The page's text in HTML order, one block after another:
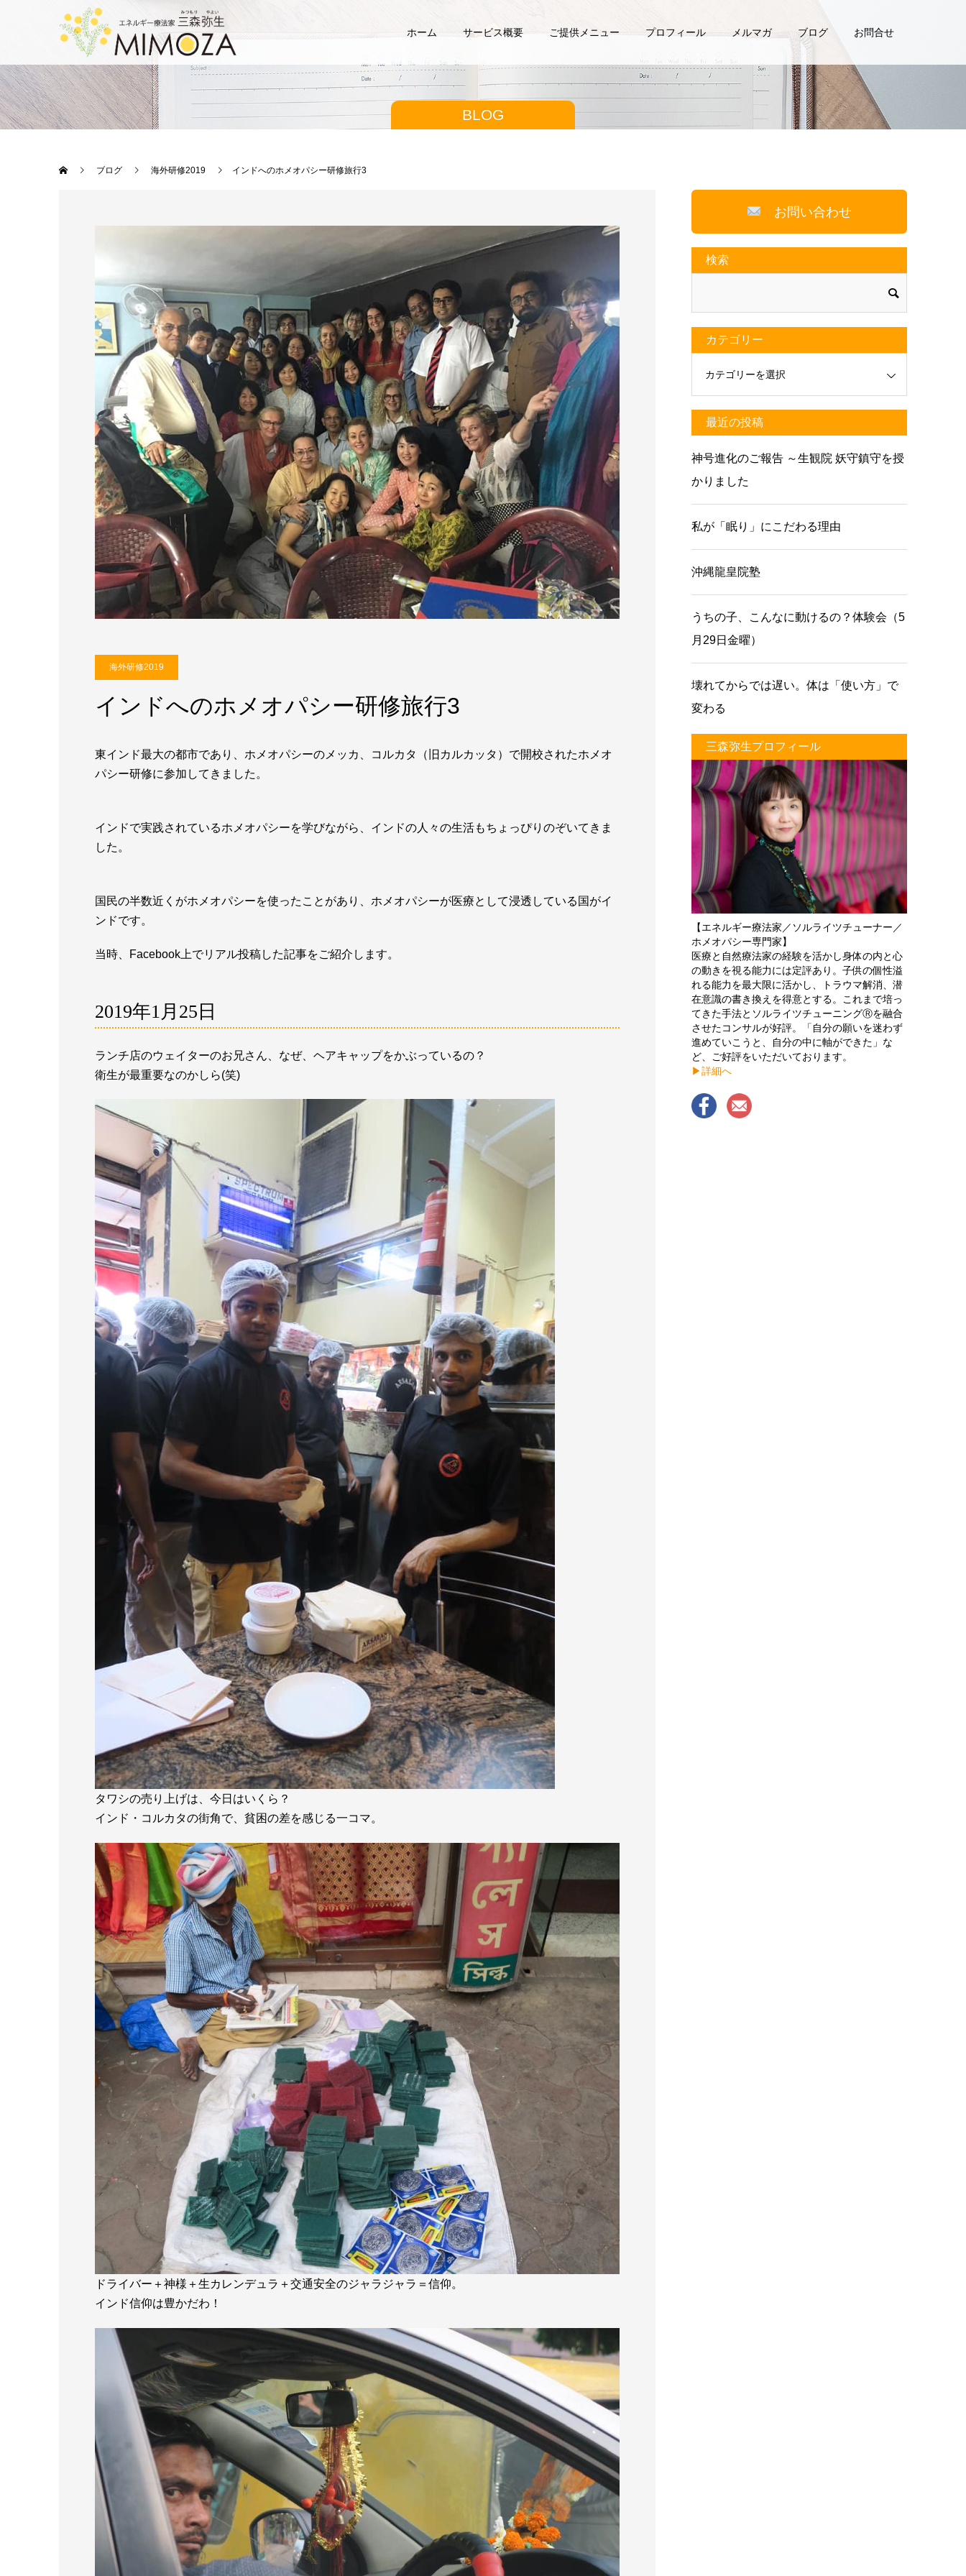
ホーム サービス概要 ご提供メニュー プロフィール メルマガ ブログ お問合せ
BLOG
ブログ 海外研修2019 インドへのホメオパシー研修旅行3
海外研修2019
インドへのホメオパシー研修旅行3
東インド最大の都市であり、ホメオパシーのメッカ、コルカタ（旧カルカッタ）で開校されたホメオ
パシー研修に参加してきました。
インドで実践されているホメオパシーを学びながら、インドの人々の生活もちょっぴりのぞいてきま
した。
国民の半数近くがホメオパシーを使ったことがあり、ホメオパシーが医療として浸透している国がイ
ンドです。
当時、Facebook上でリアル投稿した記事をご紹介します。
2019年1月25日
ランチ店のウェイターのお兄さん、なぜ、ヘアキャップをかぶっているの？
衛生が最重要なのかしら(笑)
タワシの売り上げは、今日はいくら？
インド・コルカタの街角で、貧困の差を感じる一コマ。
ドライバー＋神様＋生カレンデュラ＋交通安全のジャラジャラ＝信仰。
インド信仰は豊かだわ！
お問い合わせ
検索
カテゴリー
最近の投稿
神号進化のご報告 ～生観院 妖守鎮守を授
かりました
私が「眠り」にこだわる理由
沖縄龍皇院塾
うちの子、こんなに動けるの？体験会（5
月29日金曜）
壊れてからでは遅い。体は「使い方」で
変わる
三森弥生プロフィール
【エネルギー療法家／ソルライツチューナー／
ホメオパシー専門家】
医療と自然療法家の経験を活かし身体の内と心
の動きを視る能力には定評あり。子供の個性溢
れる能力を最大限に活かし、トラウマ解消、潜
在意識の書き換えを得意とする。これまで培っ
てきた手法とソルライツチューニングⓇを融合
させたコンサルが好評。「自分の願いを迷わず
進めていこうと、自分の中に軸ができた」な
ど、ご好評をいただいております。
▶︎詳細へ